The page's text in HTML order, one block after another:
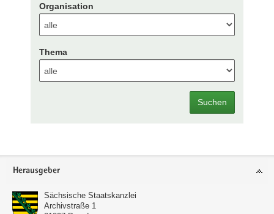
Organisation
Thema
Suchen
Footer-
Herausgeber
Sächsische Staatskanzlei
Archivstraße 1